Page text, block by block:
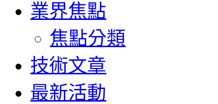
業界焦點
焦點分類
技術文章
最新活動